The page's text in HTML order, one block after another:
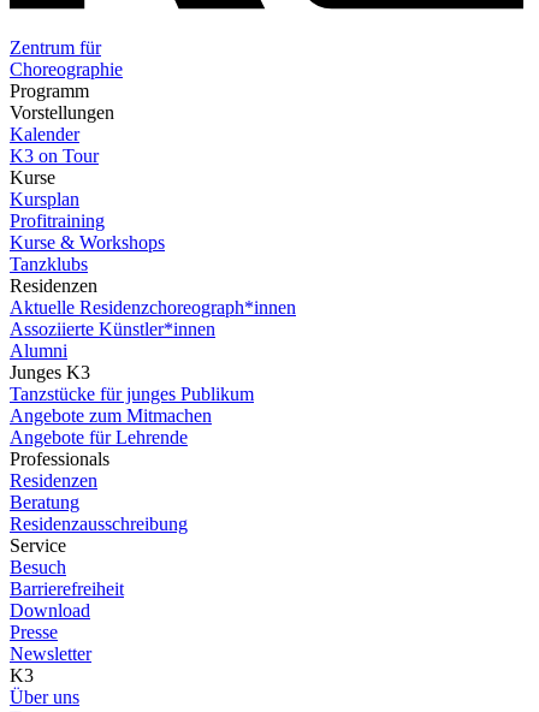
Zentrum für
Choreographie
Programm
Vorstellungen
Kalender
K3 on Tour
Kurse
Kursplan
Profitraining
Kurse & Workshops
Tanzklubs
Residenzen
Aktuelle Residenzchoreograph*innen
Assoziierte Künstler*innen
Alumni
Junges K3
Tanzstücke für junges Publikum
Angebote zum Mitmachen
Angebote für Lehrende
Professionals
Residenzen
Beratung
Residenzausschreibung
Service
Besuch
Barrierefreiheit
Download
Presse
Newsletter
K3
Über uns